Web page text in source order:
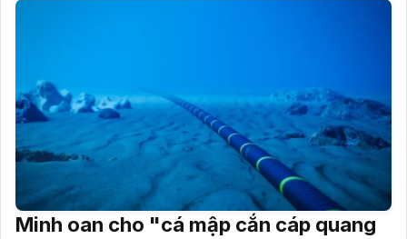
Minh oan cho "cá mập cắn cáp quang